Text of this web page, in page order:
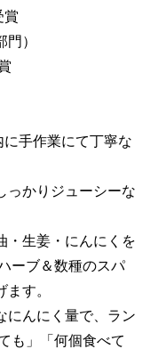
賞
）
手作業にて丁寧な
かりジューシーな
生姜・にんにくを
ーブ＆数種のスパ
す。
んにく量で、ラン
も」「何個食べて